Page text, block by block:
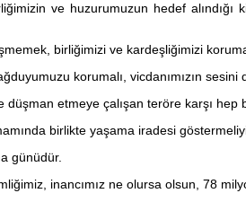
ve huzurumuzun hedef alındığı
birliğimizi ve kardeşliğimizi
korumalı, vicdanımızın
düşman etmeye çalışan teröre karşı hep
birlikte yaşama iradesi
günüdür.
inancımız ne olursa olsun, 78